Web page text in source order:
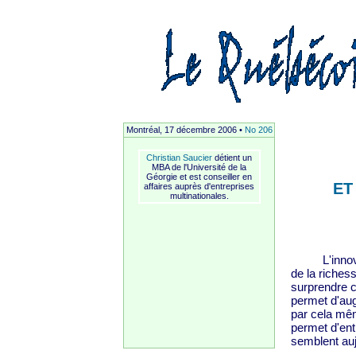
Montréal, 17 décembre 2006 • No 206
Christian Saucier détient un
MBA de l'Université de la
Géorgie et est conseiller en
affaires auprès d'entreprises
multinationales.
de la
surprendre
permet
par cela
permet
semblent